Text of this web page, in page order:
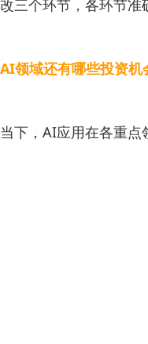
改三个环节，各环节准
AI领域还有哪些投资机
当下，AI应用在各重